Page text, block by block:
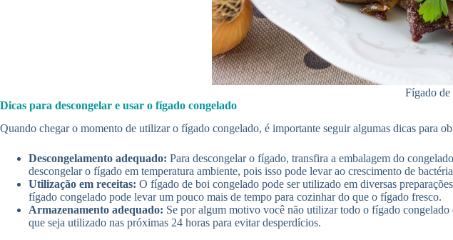
Fígado
Dicas para descongelar e usar o fígado congelado
Quando chegar o momento de utilizar o fígado congelado, é importante seguir algumas dicas para
Descongelamento adequado: Para descongelar o fígado, transfira a embalagem do
descongelar o fígado em temperatura ambiente, pois isso pode levar ao crescimento de
Utilização em receitas: O fígado de boi congelado pode ser utilizado em diversas
fígado congelado pode levar um pouco mais de tempo para cozinhar do que o fígado fresco.
Armazenamento adequado: Se por algum motivo você não utilizar todo o fígado congelado
que seja utilizado nas próximas 24 horas para evitar desperdícios.